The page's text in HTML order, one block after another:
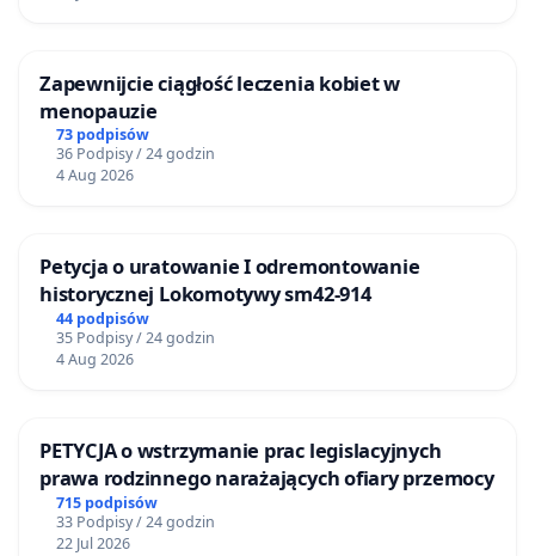
Zapewnijcie ciągłość leczenia kobiet w
menopauzie
73 podpisów
36 Podpisy / 24 godzin
4 Aug 2026
Petycja o uratowanie I odremontowanie
historycznej Lokomotywy sm42-914
44 podpisów
35 Podpisy / 24 godzin
4 Aug 2026
PETYCJA o wstrzymanie prac legislacyjnych
prawa rodzinnego narażających ofiary przemocy
715 podpisów
33 Podpisy / 24 godzin
22 Jul 2026